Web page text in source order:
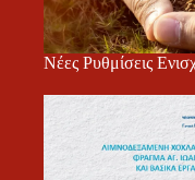
Νέες Ρυθμίσεις